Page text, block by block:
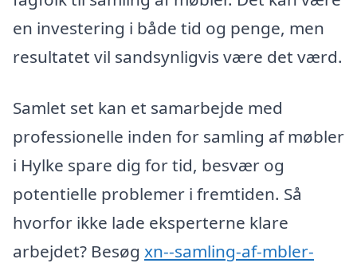
en investering i både tid og penge, men
resultatet vil sandsynligvis være det værd.
Samlet set kan et samarbejde med
professionelle inden for samling af møbler
i Hylke spare dig for tid, besvær og
potentielle problemer i fremtiden. Så
hvorfor ikke lade eksperterne klare
arbejdet? Besøg xn--samling-af-mbler-